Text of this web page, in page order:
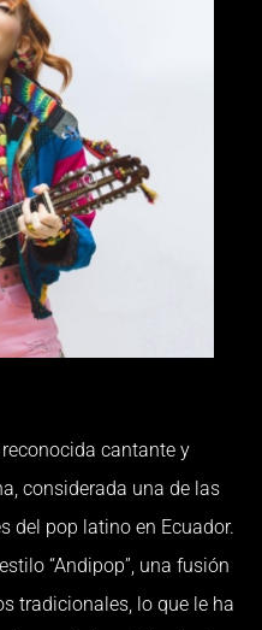
cantante y
considerada una de las
del pop latino en Ecuador.
“Andipop”, una fusión
tradicionales, lo que le ha